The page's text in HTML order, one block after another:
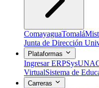
ComayaguaTomalá
Junta de Dirección
Plataformas
Ingresar ERP
VirtualSistema de
Carreras